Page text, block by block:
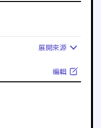
展開來源
編輯